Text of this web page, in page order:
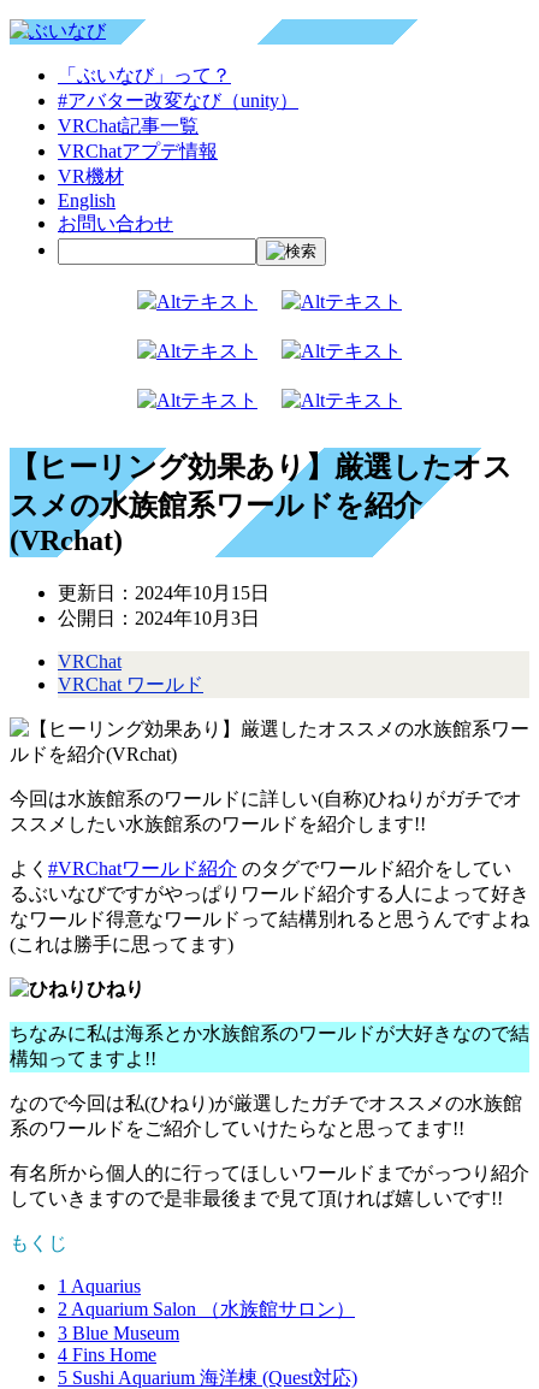
「ぶいなび」って？
#アバター改変なび（unity）
VRChat記事一覧
VRChatアプデ情報
VR機材
English
お問い合わせ
【ヒーリング効果あり】厳選したオス
スメの水族館系ワールドを紹介
(VRchat)
更新日： 2024年10月15日
公開日： 2024年10月3日
VRChat
VRChat ワールド
今回は水族館系のワールドに詳しい(自称)ひねりがガチでオ
ススメしたい水族館系のワールドを紹介します!!
よく #VRChatワールド紹介 のタグでワールド紹介をしてい
るぶいなびですがやっぱりワールド紹介する人によって好き
なワールド得意なワールドって結構別れると思うんですよね
(これは勝手に思ってます)
ひねり
ちなみに私は海系とか水族館系のワールドが大好きなので結
構知ってますよ!!
なので今回は私(ひねり)が厳選したガチでオススメの水族館
系のワールドをご紹介していけたらなと思ってます!!
有名所から個人的に行ってほしいワールドまでがっつり紹介
していきますので是非最後まで見て頂ければ嬉しいです!!
もくじ
1 Aquarius
2 Aquarium Salon （水族館サロン）
3 Blue Museum
4 Fins Home
5 Sushi Aquarium 海洋棟 (Quest対応)